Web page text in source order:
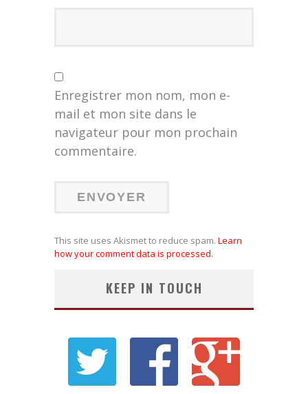
Enregistrer mon nom, mon e-
mail et mon site dans le
navigateur pour mon prochain
commentaire.
This site uses Akismet to reduce spam. Learn
how your comment data is processed.
KEEP IN TOUCH